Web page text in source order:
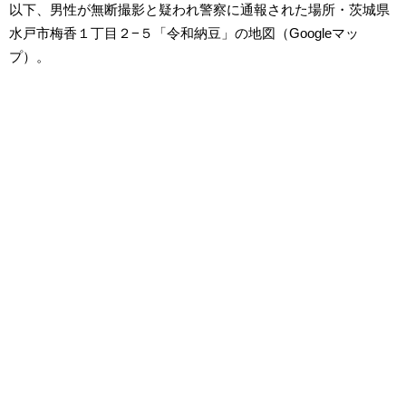
以下、男性が無断撮影と疑われ警察に通報された場所・茨城県
水戸市梅香１丁目２−５「令和納豆」の地図（Googleマッ
プ）。